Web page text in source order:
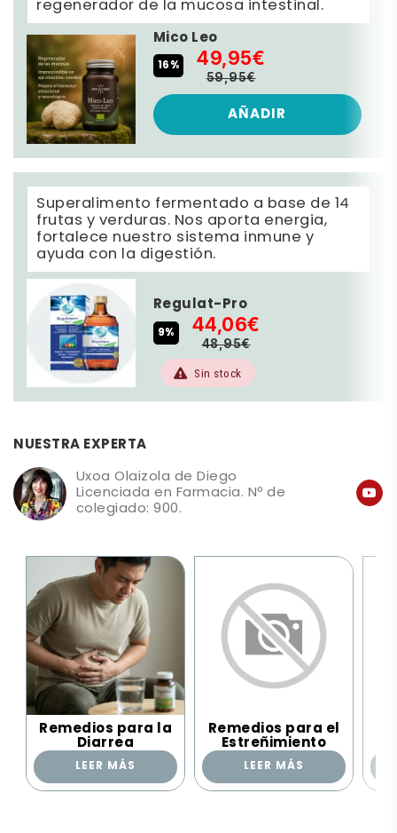
regenerador de la mucosa intestinal.
Mico Leo
16% 49,95€
59,95€
AÑADIR
Superalimento fermentado a base de 14
frutas y verduras. Nos aporta energia,
fortalece nuestro sistema inmune y
ayuda con la digestión.
Regulat-Pro
9% 44,06€
48,95€
Sin stock
NUESTRA EXPERTA
Uxoa Olaizola de Diego
Licenciada en Farmacia. Nº de
colegiado: 900.
Remedios para la
Diarrea
LEER MÁS
Remedios para el
Estreñimiento
LEER MÁS